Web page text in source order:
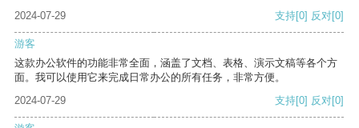
2024-07-29 支持[0] 反对[0]
游客
这款办公软件的功能非常全面，涵盖了文档、表格、演示文稿等各个方
面。我可以使用它来完成日常办公的所有任务，非常方便。
2024-07-29
支持[0] 反对[0]